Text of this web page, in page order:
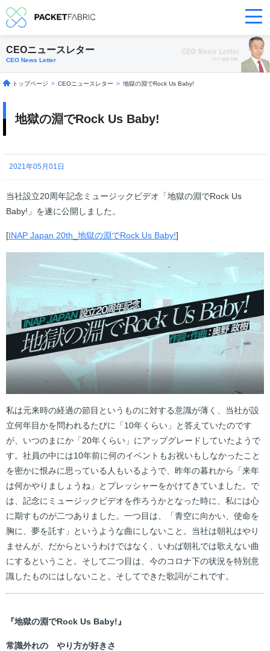
CEOニュースレター
CEO News Letter
トップページ > CEOニュースレター > 地獄の淵でRock Us Baby!
地獄の淵でRock Us Baby!
2021年05月01日
当社設立20周年記念ミュージックビデオ「地獄の淵でRock Us
Baby!」を遂に公開しました。
[INAP Japan 20th_地獄の淵でRock Us Baby!]
私は元来時の経過の節目というものに対する意識が薄く、当社が設
立何年目かを問われるたびに「10年くらい」と答えていたのです
が、いつのまにか「20年くらい」にアップグレードしていたようで
す。社員の中には10年前に何のイベントもお祝いもしなかったこと
を密かに恨みに思っている人もいるようで、昨年の暮れから「来年
は何かやりましょうね」とプレッシャーをかけてきていました。で
は、記念にミュージックビデオを作ろうかとなった時に、私には心
に期すものが二つありました。一つ目は、「青空に向かい、使命を
胸に、夢を託す」というような曲にしないこと。当社は朝礼はやり
ませんが、だからというわけではなく、いわば朝礼では歌えない曲
にするということ。そして二つ目は、今のコロナ下の状況を特別意
識したものにはしないこと。そしてできた歌詞がこれです。
『地獄の淵でRock Us Baby!』
常識外れの やり方が好きさ